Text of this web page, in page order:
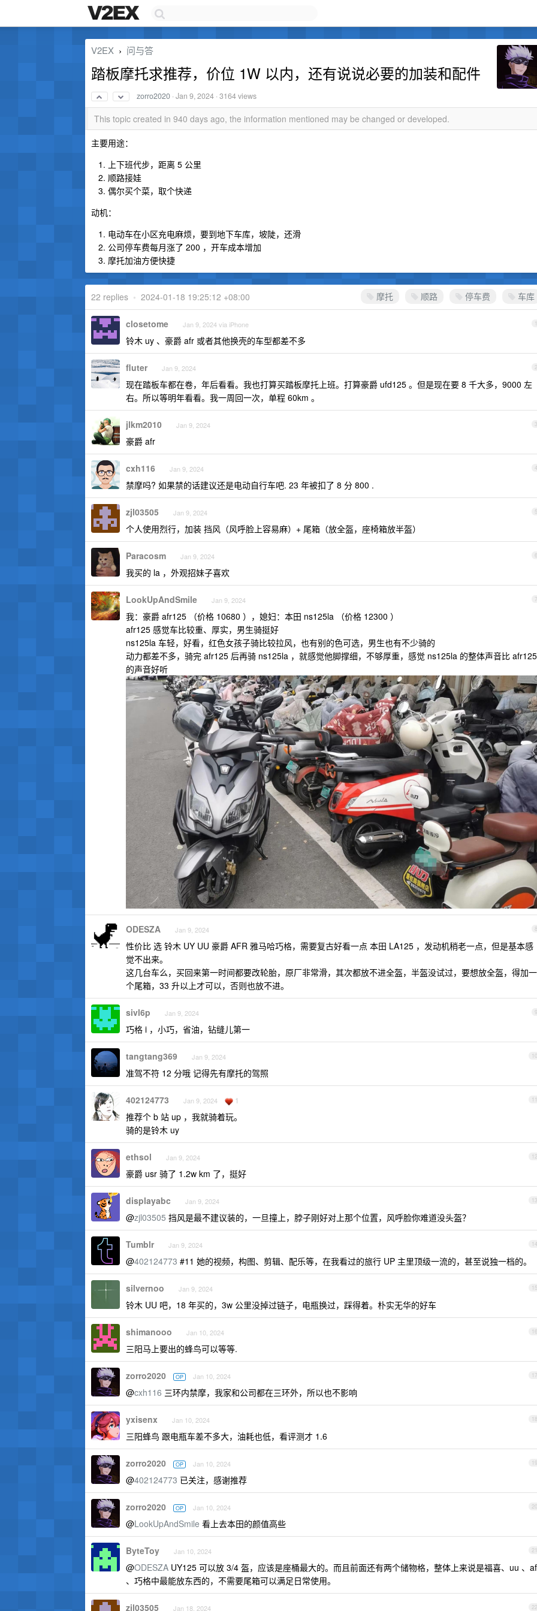
V2EX › 问与答
踏板摩托求推荐，价位 1W 以内，还有说说必要的加装和配件
zorro2020 ·Jan 9, 2024 · 3164 views
This topic created in 940 days ago, the information mentioned may be changed or developed.
主要用途：
上下班代步，距离 5 公里
顺路接娃
偶尔买个菜，取个快递
动机：
电动车在小区充电麻烦，要到地下车库，坡陡，还滑
公司停车费每月涨了 200 ，开车成本增加
摩托加油方便快捷
摩托 顺路 停车费 车库
22 replies • 2024-01-18 19:25:12 +08:00
1
closetome Jan 9, 2024 via iPhone
铃木 uy 、豪爵 afr 或者其他换壳的车型都差不多
2
fluter Jan 9, 2024
现在踏板车都在卷，年后看看。我也打算买踏板摩托上班。打算豪爵 ufd125 。但是现在要 8 千大多，9000 左
右。所以等明年看看。我一周回一次，单程 60km 。
3
jlkm2010 Jan 9, 2024
豪爵 afr
4
cxh116 Jan 9, 2024
禁摩吗? 如果禁的话建议还是电动自行车吧. 23 年被扣了 8 分 800 .
5
zjl03505 Jan 9, 2024
个人使用烈行，加装 挡风（风呼脸上容易麻）+ 尾箱（放全盔，座椅箱放半盔）
6
Paracosm Jan 9, 2024
我买的 la ，外观招妹子喜欢
7
LookUpAndSmile Jan 9, 2024
我：豪爵 afr125 （价格 10680 ），媳妇：本田 ns125la （价格 12300 ）
afr125 感觉车比较重、厚实，男生骑挺好
ns125la 车轻，好看，红色女孩子骑比较拉风，也有别的色可选，男生也有不少骑的
动力都差不多，骑完 afr125 后再骑 ns125la ，就感觉他脚撑细，不够厚重，感觉 ns125la 的整体声音比 afr125
的声音好听
8
ODESZA Jan 9, 2024
性价比 选 铃木 UY UU 豪爵 AFR 雅马哈巧格，需要复古好看一点 本田 LA125 ，发动机稍老一点，但是基本感
觉不出来。
这几台车么，买回来第一时间都要改轮胎，原厂非常滑，其次都放不进全盔，半盔没试过，要想放全盔，得加一
个尾箱，33 升以上才可以，否则也放不进。
9
sivl6p Jan 9, 2024
巧格 i ，小巧，省油，钻缝儿第一
10
tangtang369 Jan 9, 2024
准驾不符 12 分哦 记得先有摩托的驾照
11
402124773 Jan 9, 2024 1
推荐个 b 站 up ，我就骑着玩。
骑的是铃木 uy
12
ethsol Jan 9, 2024
豪爵 usr 骑了 1.2w km 了，挺好
13
displayabc Jan 9, 2024
@zjl03505 挡风是最不建议装的，一旦撞上，脖子刚好对上那个位置，风呼脸你难道没头盔？
14
Tumblr Jan 9, 2024
@402124773 #11 她的视频，构图、剪辑、配乐等，在我看过的旅行 UP 主里顶级一流的，甚至说独一档的。
15
silvernoo Jan 9, 2024
铃木 UU 吧，18 年买的，3w 公里没掉过链子，电瓶换过，踩得着。朴实无华的好车
16
shimanooo Jan 10, 2024
三阳马上要出的蜂鸟可以等等.
17
zorro2020 OP Jan 10, 2024
@cxh116 三环内禁摩，我家和公司都在三环外，所以也不影响
18
yxisenx Jan 10, 2024
三阳蜂鸟 跟电瓶车差不多大，油耗也低，看评测才 1.6
19
zorro2020 OP Jan 10, 2024
@402124773 已关注，感谢推荐
20
zorro2020 OP Jan 10, 2024
@LookUpAndSmile 看上去本田的颜值高些
21
ByteToy Jan 10, 2024
@ODESZA UY125 可以放 3/4 盔，应该是座桶最大的。而且前面还有两个储物格，整体上来说是福喜、uu 、
、巧格中最能放东西的，不需要尾箱可以满足日常使用。
22
zjl03505 Jan 18, 2024